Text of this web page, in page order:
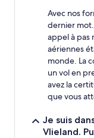
Avec nos
dernier
appel à pas
aériennes
monde. La
un vol en
avez la
que vous
Je suis
Vlieland.